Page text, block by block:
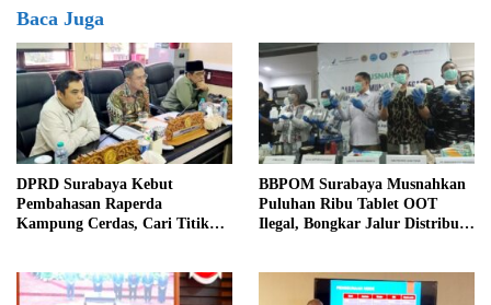
Baca Juga
DPRD Surabaya Kebut
Pembahasan Raperda
Kampung Cerdas, Cari Titik
BBPOM Surabaya Musnahkan
Puluhan Ribu Tablet OOT
Ilegal, Bongkar Jalur Distribusi